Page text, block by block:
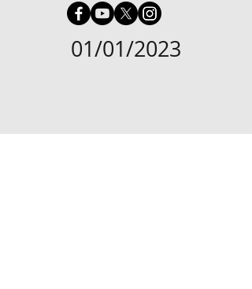
01/01/2023